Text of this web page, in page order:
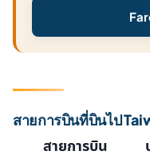
สายการบินที่บินไป
สายการบิน